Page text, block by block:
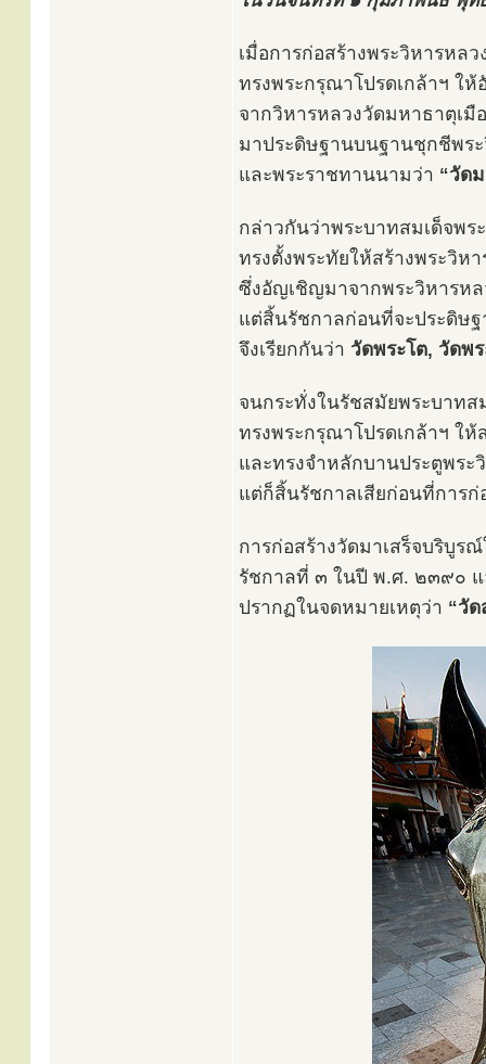
เมื่อการก่อสร้างพระวิหารหล
ทรงพระกรุณาโปรดเกล้าฯ ใ
จากวิหารหลวงวัดมหาธาตุเมื
มาประดิษฐานบนฐานชุกชีพร
และพระราชทานนามว่า “วัด
กล่าวกันว่าพระบาทสมเด็จพ
ทรงตั้งพระทัยให้สร้างพระวิห
ซึ่งอัญเชิญมาจากพระวิหารห
แต่สิ้นรัชกาลก่อนที่จะประดิษ
จึงเรียกกันว่า วัดพระโต, วัดพ
จนกระทั่งในรัชสมัยพระบาท
ทรงพระกรุณาโปรดเกล้าฯ ให้
และทรงจำหลักบานประตูพระ
แต่ก็สิ้นรัชกาลเสียก่อนที่การก่
การก่อสร้างวัดมาเสร็จบริบูร
รัชกาลที่ ๓ ในปี พ.ศ. ๒๓๙๐
ปรากฏในจดหมายเหตุว่า “วั